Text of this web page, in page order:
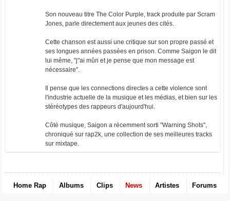
Son nouveau titre The Color Purple, track produite par Scram
Jones, parle directement aux jeunes des cités.
Cette chanson est aussi une critique sur son propre passé et
ses longues années passées en prison. Comme Saigon le dit
lui même, "j"ai mûri et je pense que mon message est
nécessaire".
Il pense que les connections directes a cette violence sont
l'industrie actuelle de la musique et les médias, et bien sur les
stéréotypes des rappeurs d'aujourd'hui.
Côté musique, Saigon a récemment sorti "Warning Shots",
chroniqué sur rap2k, une collection de ses meilleures tracks
sur mixtape.
Home Rap Albums Clips News Artistes Forums